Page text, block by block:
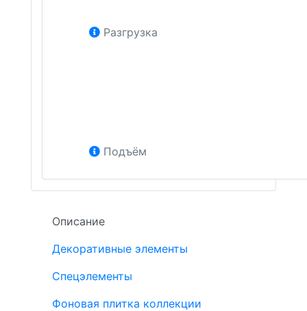
Разгрузка
Подъём
Описание
Декоративные элементы
Спецэлементы
Фоновая плитка коллекции